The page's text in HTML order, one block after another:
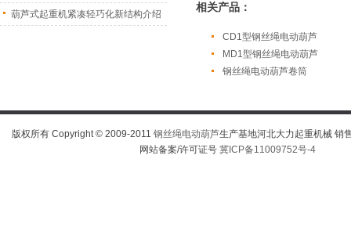
相关产品：
CD1型钢丝绳电动葫芦
MD1型钢丝绳电动葫芦
钢丝绳电动葫芦卷筒
的 葫芦式起重机紧凑轻巧化新结构介绍
版权所有 Copyright © 2009-2011 钢丝绳电动葫芦生产基地河北大力起重机械 销
网站备案/许可证号 冀ICP备11009752号-4